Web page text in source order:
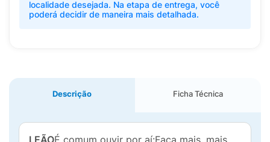
localidade desejada. Na etapa de entrega, você
poderá decidir de maneira mais detalhada.
Descrição Ficha Técnica
LEÃOÉ comum ouvir por aí:Faça mais, mais